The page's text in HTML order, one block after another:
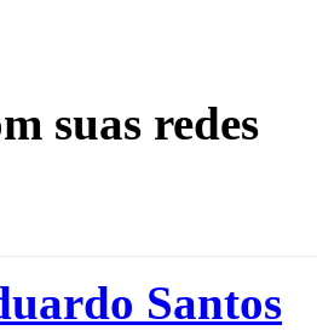
suas redes
Santos